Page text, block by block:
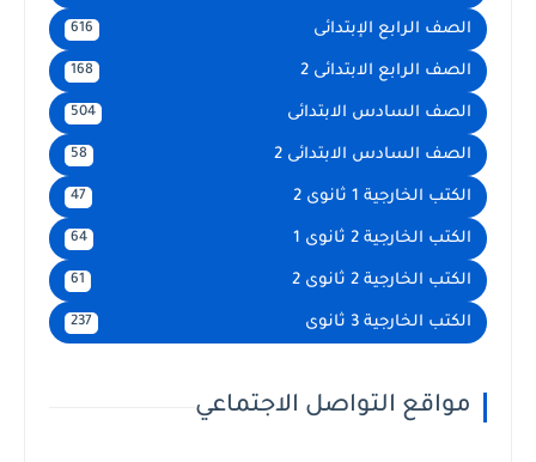
الصف الرابع الإبتدائى 616
الصف الرابع الابتدائى 2 168
الصف السادس الابتدائى 504
الصف السادس الابتدائى 2 58
الكتب الخارجية 1 ثانوى 2 47
الكتب الخارجية 2 ثانوى 1 64
الكتب الخارجية 2 ثانوى 2 61
الكتب الخارجية 3 ثانوى 237
مواقع التواصل الاجتماعي